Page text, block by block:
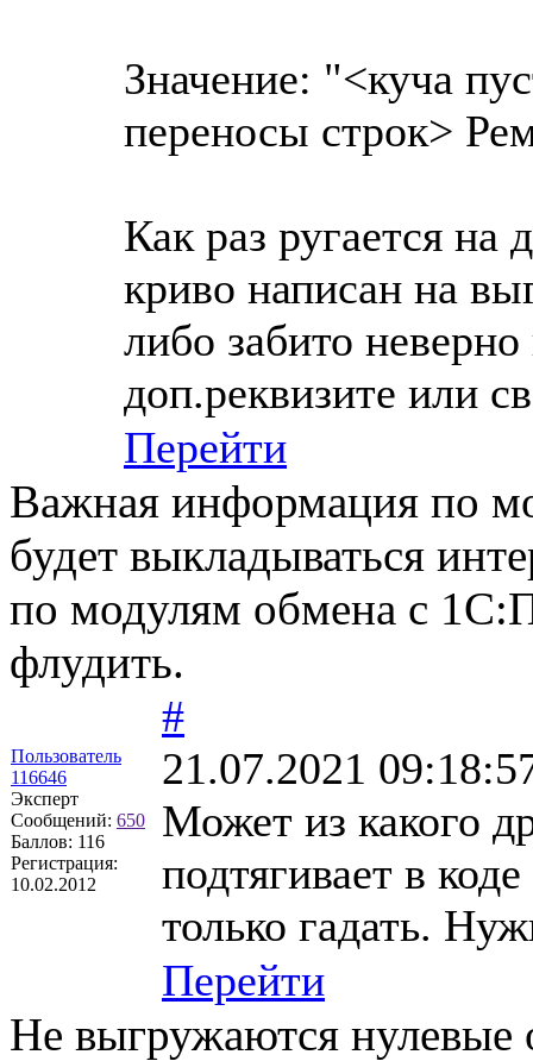
Значение: "<куча
переносы строк>
Как раз ругается
криво написан на
либо забито
доп.реквизите или
Перейти
Важная информация по
будет выкладываться
по модулям обмена с
флудить.
Пользователь
116646
Эксперт
Сообщений: 650
Баллов: 116
Регистрация:
10.02.2012
#
21.07.2021
Может из какого
подтягивает в
только гадать.
Перейти
Не выгружаются нулевые